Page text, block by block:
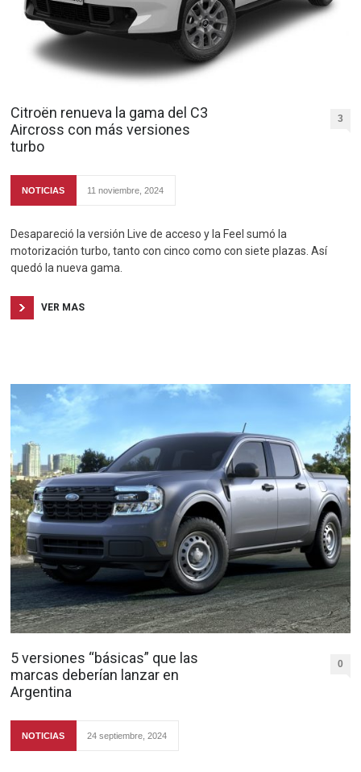
Citroën renueva la gama del C3
Aircross con más versiones
turbo
3
NOTICIAS 11 noviembre, 2024
Desapareció la versión Live de acceso y la Feel sumó la
motorización turbo, tanto con cinco como con siete plazas. Así
quedó la nueva gama.
VER MAS
5 versiones “básicas” que las
marcas deberían lanzar en
Argentina
0
NOTICIAS 24 septiembre, 2024